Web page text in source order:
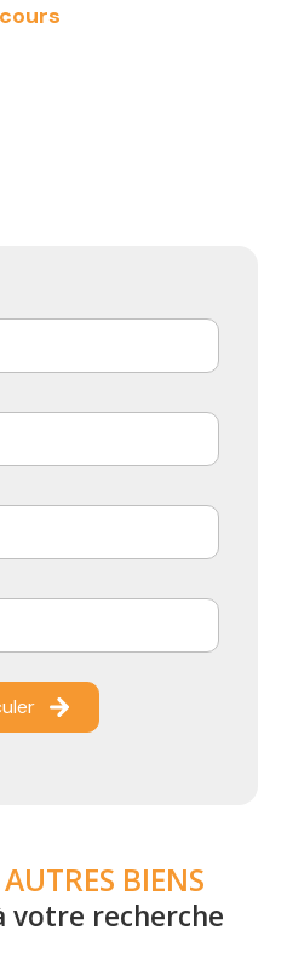
BIENS
votre recherche